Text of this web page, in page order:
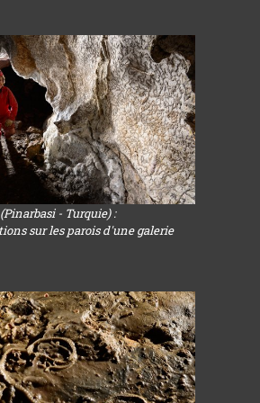
- Turquie) :
sur les parois d'une galerie